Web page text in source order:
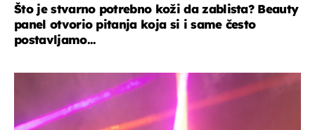
Što je stvarno potrebno koži da zablista? Beauty
panel otvorio pitanja koja si i same često
postavljamo...